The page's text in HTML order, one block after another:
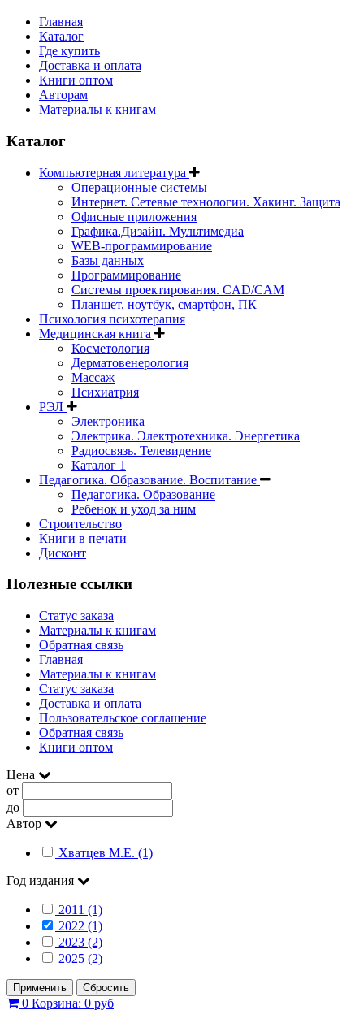
Главная
Каталог
Где купить
Доставка и оплата
Книги оптом
Авторам
Материалы к книгам
Каталог
Компьютерная литература
Операционные системы
Интернет. Сетевые технологии. Хакинг. Защита
Офисные приложения
Графика.Дизайн. Мультимедиа
WEB-программирование
Базы данных
Программирование
Системы проектирования. CAD/CAM
Планшет, ноутбук, смартфон, ПК
Психология психотерапия
Медицинская книга
Косметология
Дерматовенерология
Массаж
Психиатрия
РЭЛ
Электроника
Электрика. Электротехника. Энергетика
Радиосвязь. Телевидение
Каталог 1
Педагогика. Образование. Воспитание
Педагогика. Образование
Ребенок и уход за ним
Строительство
Книги в печати
Дисконт
Полезные ссылки
Статус заказа
Материалы к книгам
Обратная связь
Главная
Материалы к книгам
Статус заказа
Доставка и оплата
Пользовательское соглашение
Обратная связь
Книги оптом
Цена
от
до
Автор
Хватцев М.Е. (1)
Год издания
2011 (1)
2022 (1)
2023 (2)
2025 (2)
Применить Сбросить
0 Корзина: 0 руб